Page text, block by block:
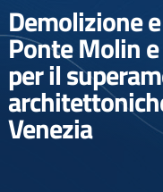
Demolizione
Ponte Molin
per il
Venezia